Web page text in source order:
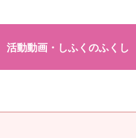
活動動画・しふくのふくし